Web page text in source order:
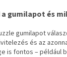
a gumilapot és
gumilapot
és az
is fontos – például